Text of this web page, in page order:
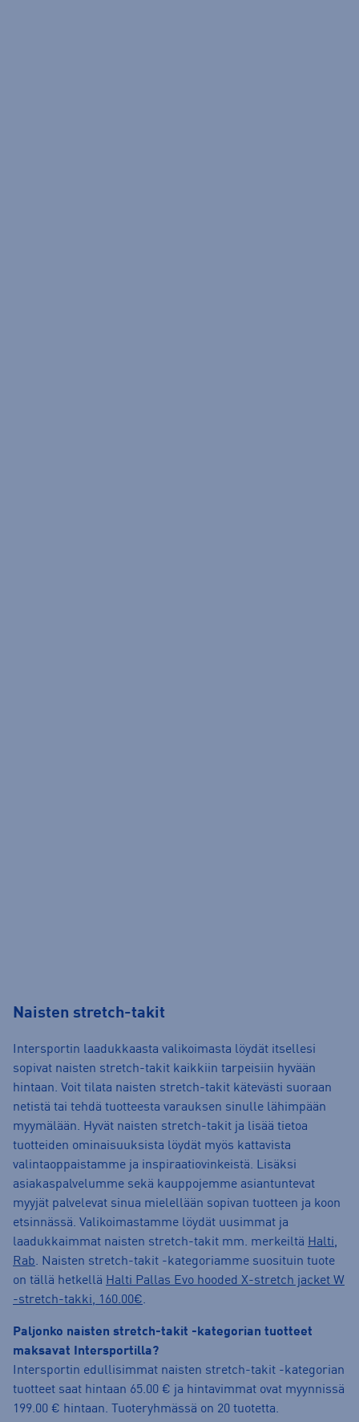
Naisten stretch-takit
Intersportin laadukkaasta valikoimasta löydät itsellesi
sopivat naisten stretch-takit kaikkiin tarpeisiin hyvään
hintaan. Voit tilata naisten stretch-takit kätevästi suoraan
netistä tai tehdä tuotteesta varauksen sinulle lähimpään
myymälään. Hyvät naisten stretch-takit ja lisää tietoa
tuotteiden ominaisuuksista löydät myös kattavista
valintaoppaistamme ja inspiraatiovinkeistä. Lisäksi
asiakaspalvelumme sekä kauppojemme asiantuntevat
myyjät palvelevat sinua mielellään sopivan tuotteen ja koon
etsinnässä. Valikoimastamme löydät uusimmat ja
laadukkaimmat naisten stretch-takit mm. merkeiltä Halti,
Rab. Naisten stretch-takit -kategoriamme suosituin tuote
on tällä hetkellä Halti Pallas Evo hooded X-stretch jacket W
-stretch-takki, 160.00€.
Paljonko naisten stretch-takit -kategorian tuotteet
maksavat Intersportilla?
Intersportin edullisimmat naisten stretch-takit -kategorian
tuotteet saat hintaan 65.00 € ja hintavimmat ovat myynnissä
199.00 € hintaan. Tuoteryhmässä on 20 tuotetta.